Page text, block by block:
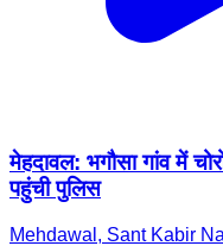
मेहदावल: भगौसा गांव में
पहुंची पुलिस
Mehdawal, Sant Kabir